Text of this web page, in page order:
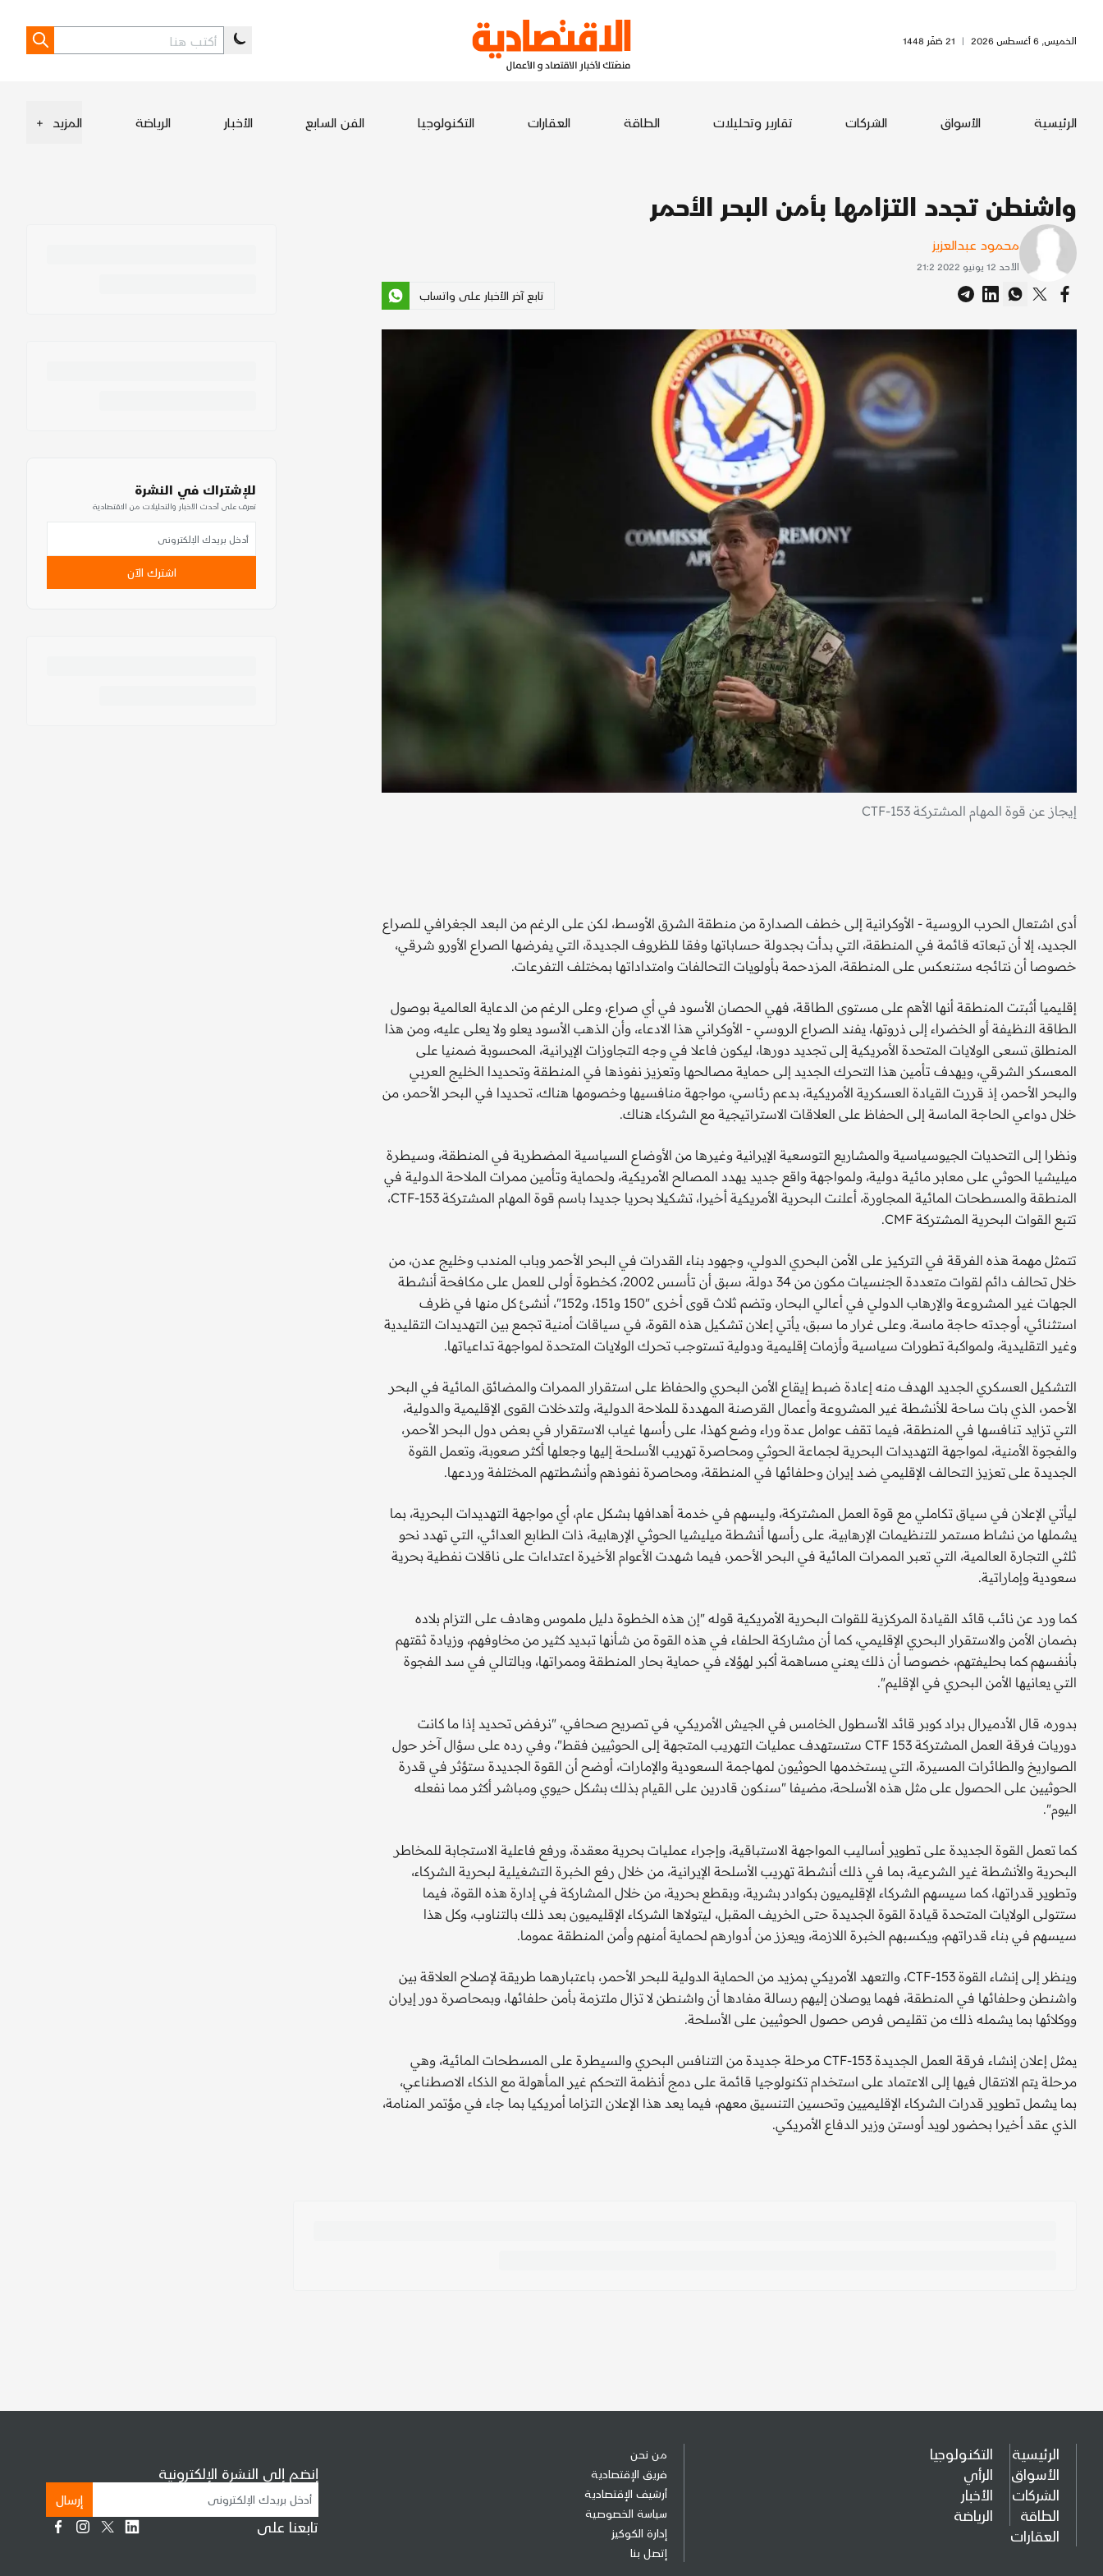
الخميس, 6 أغسطس 2026 | 21 صَفَر 1448
الرئيسية الأسواق الشركات تقارير وتحليلات الطاقة العقارات التكنولوجيا الفن السابع الأخبار الرياضة المزيد +
واشنطن تجدد التزامها بأمن البحر الأحمر
محمود عبدالعزيز
الأحد 12 يونيو 2022 21:2
تابع آخر الأخبار على واتساب
إيجاز عن قوة المهام المشتركة CTF-153
أدى اشتعال الحرب الروسية - الأوكرانية إلى خطف الصدارة من منطقة الشرق الأوسط، لكن على الرغم من البعد الجغرافي للصراع
الجديد، إلا أن تبعاته قائمة في المنطقة، التي بدأت بجدولة حساباتها وفقا للظروف الجديدة، التي يفرضها الصراع الأورو شرقي،
خصوصا أن نتائجه ستنعكس على المنطقة، المزدحمة بأولويات التحالفات وامتداداتها بمختلف التفرعات.
إقليميا أثبتت المنطقة أنها الأهم على مستوى الطاقة، فهي الحصان الأسود في أي صراع، وعلى الرغم من الدعاية العالمية بوصول
الطاقة النظيفة أو الخضراء إلى ذروتها، يفند الصراع الروسي - الأوكراني هذا الادعاء، وأن الذهب الأسود يعلو ولا يعلى عليه، ومن هذا
المنطلق تسعى الولايات المتحدة الأمريكية إلى تجديد دورها، ليكون فاعلا في وجه التجاوزات الإيرانية، المحسوبة ضمنيا على
المعسكر الشرقي، ويهدف تأمين هذا التحرك الجديد إلى حماية مصالحها وتعزيز نفوذها في المنطقة وتحديدا الخليج العربي
والبحر الأحمر، إذ قررت القيادة العسكرية الأمريكية، بدعم رئاسي، مواجهة منافسيها وخصومها هناك، تحديدا في البحر الأحمر، من
خلال دواعي الحاجة الماسة إلى الحفاظ على العلاقات الاستراتيجية مع الشركاء هناك.
ونظرا إلى التحديات الجيوسياسية والمشاريع التوسعية الإيرانية وغيرها من الأوضاع السياسية المضطربة في المنطقة، وسيطرة
ميليشيا الحوثي على معابر مائية دولية، ولمواجهة واقع جديد يهدد المصالح الأمريكية، ولحماية وتأمين ممرات الملاحة الدولية في
المنطقة والمسطحات المائية المجاورة، أعلنت البحرية الأمريكية أخيرا، تشكيلا بحريا جديدا باسم قوة المهام المشتركة CTF-153،
تتبع القوات البحرية المشتركة CMF.
تتمثل مهمة هذه الفرقة في التركيز على الأمن البحري الدولي، وجهود بناء القدرات في البحر الأحمر وباب المندب وخليج عدن، من
خلال تحالف دائم لقوات متعددة الجنسيات مكون من 34 دولة، سبق أن تأسس 2002، كخطوة أولى للعمل على مكافحة أنشطة
الجهات غير المشروعة والإرهاب الدولي في أعالي البحار، وتضم ثلاث قوى أخرى "150 و151، و152"، أنشئ كل منها في ظرف
استثنائي، أوجدته حاجة ماسة. وعلى غرار ما سبق، يأتي إعلان تشكيل هذه القوة، في سياقات أمنية تجمع بين التهديدات التقليدية
وغير التقليدية، ولمواكبة تطورات سياسية وأزمات إقليمية ودولية تستوجب تحرك الولايات المتحدة لمواجهة تداعياتها.
التشكيل العسكري الجديد الهدف منه إعادة ضبط إيقاع الأمن البحري والحفاظ على استقرار الممرات والمضائق المائية في البحر
الأحمر، الذي بات ساحة للأنشطة غير المشروعة وأعمال القرصنة المهددة للملاحة الدولية، ولتدخلات القوى الإقليمية والدولية،
التي تزايد تنافسها في المنطقة، فيما تقف عوامل عدة وراء وضع كهذا، على رأسها غياب الاستقرار في بعض دول البحر الأحمر،
والفجوة الأمنية، لمواجهة التهديدات البحرية لجماعة الحوثي ومحاصرة تهريب الأسلحة إليها وجعلها أكثر صعوبة، وتعمل القوة
الجديدة على تعزيز التحالف الإقليمي ضد إيران وحلفائها في المنطقة، ومحاصرة نفوذهم وأنشطتهم المختلفة وردعها.
ليأتي الإعلان في سياق تكاملي مع قوة العمل المشتركة، وليسهم في خدمة أهدافها بشكل عام، أي مواجهة التهديدات البحرية، بما
يشملها من نشاط مستمر للتنظيمات الإرهابية، على رأسها أنشطة ميليشيا الحوثي الإرهابية، ذات الطابع العدائي، التي تهدد نحو
ثلثي التجارة العالمية، التي تعبر الممرات المائية في البحر الأحمر، فيما شهدت الأعوام الأخيرة اعتداءات على ناقلات نفطية بحرية
سعودية وإماراتية.
كما ورد عن نائب قائد القيادة المركزية للقوات البحرية الأمريكية قوله "إن هذه الخطوة دليل ملموس وهادف على التزام بلاده
بضمان الأمن والاستقرار البحري الإقليمي، كما أن مشاركة الحلفاء في هذه القوة من شأنها تبديد كثير من مخاوفهم، وزيادة ثقتهم
بأنفسهم كما بحليفتهم، خصوصا أن ذلك يعني مساهمة أكبر لهؤلاء في حماية بحار المنطقة وممراتها، وبالتالي في سد الفجوة
التي يعانيها الأمن البحري في الإقليم".
بدوره، قال الأدميرال براد كوبر قائد الأسطول الخامس في الجيش الأمريكي، في تصريح صحافي، "نرفض تحديد إذا ما كانت
دوريات فرقة العمل المشتركة CTF 153 ستستهدف عمليات التهريب المتجهة إلى الحوثيين فقط"، وفي رده على سؤال آخر حول
الصواريخ والطائرات المسيرة، التي يستخدمها الحوثيون لمهاجمة السعودية والإمارات، أوضح أن القوة الجديدة ستؤثر في قدرة
الحوثيين على الحصول على مثل هذه الأسلحة، مضيفا "سنكون قادرين على القيام بذلك بشكل حيوي ومباشر أكثر مما نفعله
اليوم".
كما تعمل القوة الجديدة على تطوير أساليب المواجهة الاستباقية، وإجراء عمليات بحرية معقدة، ورفع فاعلية الاستجابة للمخاطر
البحرية والأنشطة غير الشرعية، بما في ذلك أنشطة تهريب الأسلحة الإيرانية، من خلال رفع الخبرة التشغيلية لبحرية الشركاء،
وتطوير قدراتها، كما سيسهم الشركاء الإقليميون بكوادر بشرية، وبقطع بحرية، من خلال المشاركة في إدارة هذه القوة، فيما
ستتولى الولايات المتحدة قيادة القوة الجديدة حتى الخريف المقبل، ليتولاها الشركاء الإقليميون بعد ذلك بالتناوب، وكل هذا
سيسهم في بناء قدراتهم، ويكسبهم الخبرة اللازمة، ويعزز من أدوارهم لحماية أمنهم وأمن المنطقة عموما.
وينظر إلى إنشاء القوة CTF-153، والتعهد الأمريكي بمزيد من الحماية الدولية للبحر الأحمر، باعتبارهما طريقة لإصلاح العلاقة بين
واشنطن وحلفائها في المنطقة، فهما يوصلان إليهم رسالة مفادها أن واشنطن لا تزال ملتزمة بأمن حلفائها، وبمحاصرة دور إيران
ووكلائها بما يشمله ذلك من تقليص فرص حصول الحوثيين على الأسلحة.
يمثل إعلان إنشاء فرقة العمل الجديدة CTF-153 مرحلة جديدة من التنافس البحري والسيطرة على المسطحات المائية، وهي
مرحلة يتم الانتقال فيها إلى الاعتماد على استخدام تكنولوجيا قائمة على دمج أنظمة التحكم غير المأهولة مع الذكاء الاصطناعي،
بما يشمل تطوير قدرات الشركاء الإقليميين وتحسين التنسيق معهم، فيما يعد هذا الإعلان التزاما أمريكيا بما جاء في مؤتمر المنامة،
الذي عقد أخيرا بحضور لويد أوستن وزير الدفاع الأمريكي.
للإشتراك في النشرة
تعرف على أحدث الأخبار والتحليلات من الاقتصادية
اشترك الآن
الرئيسية
الأسواق
الشركات
الطاقة
العقارات
التكنولوجيا
الرأي
الأخبار
الرياضة
من نحن
فريق الإقتصادية
أرشيف الإقتصادية
سياسة الخصوصية
إدارة الكوكيز
إتصل بنا
إنضم إلى النشرة الإلكترونية
إرسال
تابعنا على